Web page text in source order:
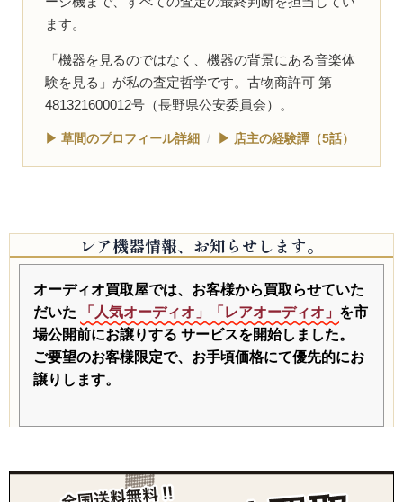
ます。
「機器を見るのではなく、機器の背景にある音楽体
験を見る」が私の査定哲学です。古物商許可 第
481321600012号（長野県公安委員会）。
▶ 草間のプロフィール詳細 / ▶ 店主の経験譚（5話）
レア機器情報、お知らせします。
オーディオ買取屋では、お客様から買取らせていた
だいた
「人気オーディオ」「レアオーディオ」 を市
場公開前にお譲りする サービスを開始しました。
ご要望のお客様限定で、お手頃価格にて優先的にお
譲りします。